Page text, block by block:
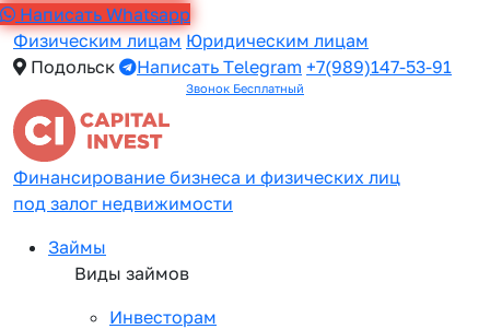
Написать Whatsapp
Физическим лицам Юридическим лицам
Подольск
Написать Telegram +7(989)147-53-91
Звонок Бесплатный
Финансирование бизнеса и физических лиц
под залог недвижимости
Займы
Виды займов
Инвесторам